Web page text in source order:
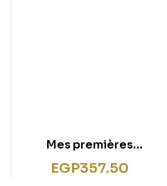
Mes premières
enquêtes – Tome 12 : La
nuit au manoir
EGP357.50